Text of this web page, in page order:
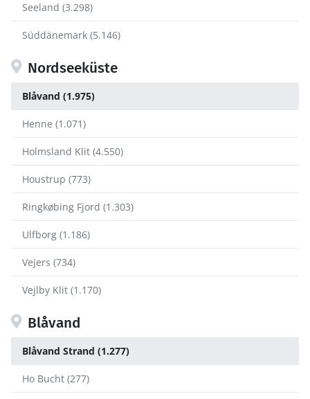
Seeland (3.298)
Süddänemark (5.146)
Nordseeküste
Blåvand (1.975)
Henne (1.071)
Holmsland Klit (4.550)
Houstrup (773)
Ringkøbing Fjord (1.303)
Ulfborg (1.186)
Vejers (734)
Vejlby Klit (1.170)
Blåvand
Blåvand Strand (1.277)
Ho Bucht (277)